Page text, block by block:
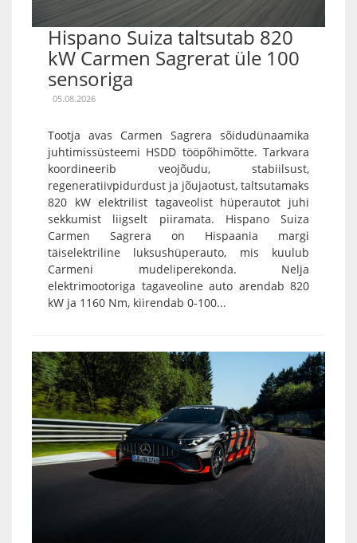
Hispano Suiza taltsutab 820
kW Carmen Sagrerat üle 100
sensoriga
05.08.2026
Tootja avas Carmen Sagrera sõidudünaamika
juhtimissüsteemi HSDD tööpõhimõtte. Tarkvara
koordineerib veojõudu, stabiilsust,
regeneratiivpidurdust ja jõujaotust, taltsutamaks
820 kW elektrilist tagaveolist hüperautot juhi
sekkumist liigselt piiramata. Hispano Suiza
Carmen Sagrera on Hispaania margi
täiselektriline luksushüperauto, mis kuulub
Carmeni mudeliperekonda. Nelja
elektrimootoriga tagaveoline auto arendab 820
kW ja 1160 Nm, kiirendab 0-100...